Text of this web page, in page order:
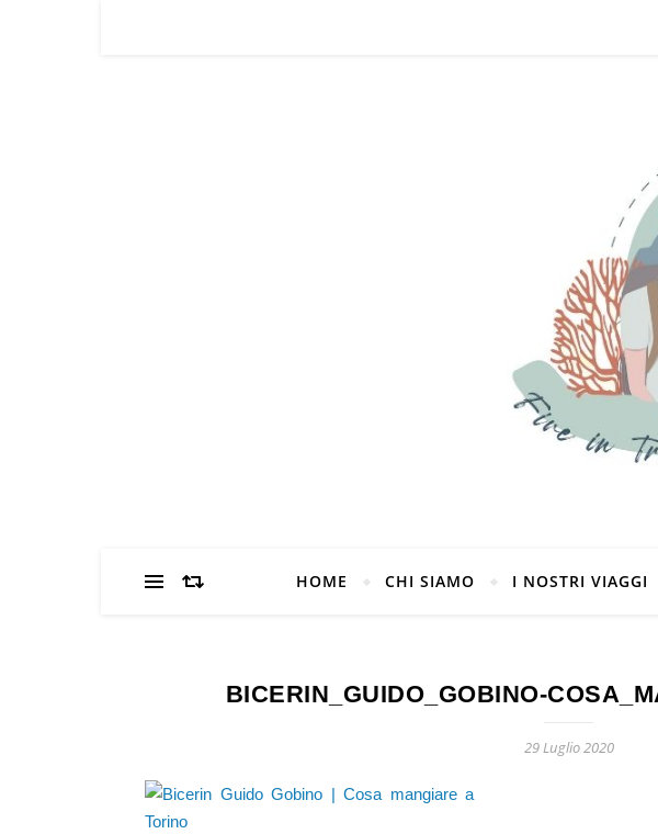
HOME CHI SIAMO I NOSTRI VIAGGI
BICERIN_GUIDO_GOBINO-
29 Luglio 2020